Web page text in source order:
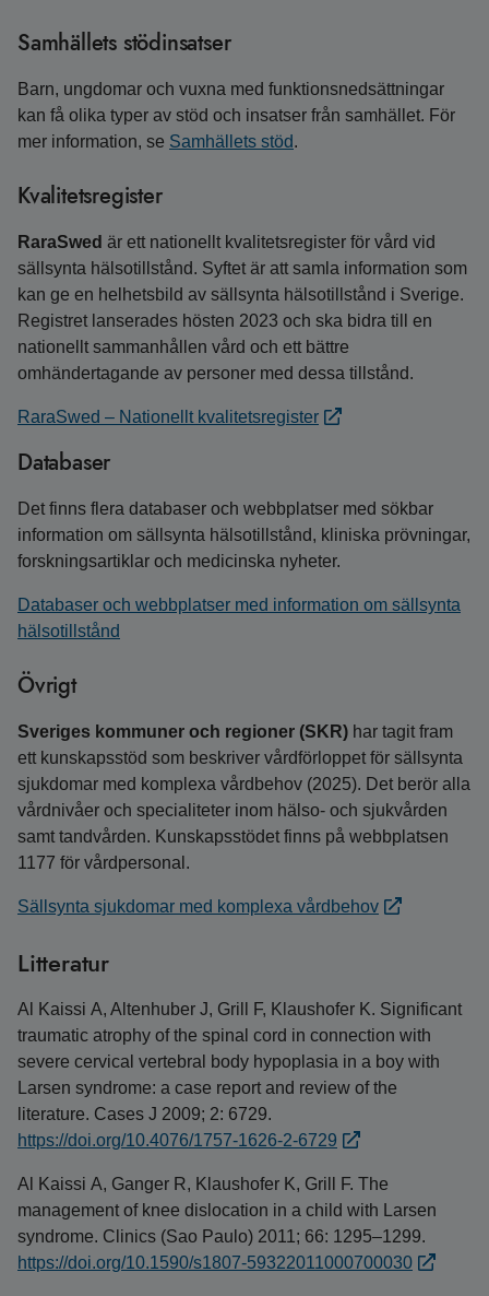
Samhällets stödinsatser
Barn, ungdomar och vuxna med funktions­ned­sättningar
kan få olika typer av stöd och insatser från samhället. För
mer information, se Samhällets stöd.
Kvalitetsregister
RaraSwed är ett nationellt kvalitetsregister för vård vid
sällsynta hälsotillstånd. Syftet är att samla information som
kan ge en helhetsbild av sällsynta hälsotillstånd i Sverige.
Registret lanserades hösten 2023 och ska bidra till en
nationellt sammanhållen vård och ett bättre
omhändertagande av personer med dessa tillstånd.
RaraSwed – Nationellt kvalitetsregister
Databaser
Det finns flera databaser och webbplatser med sökbar
information om sällsynta hälsotillstånd, kliniska prövningar,
forskningsartiklar och medicinska nyheter.
Databaser och webbplatser med information om sällsynta
hälsotillstånd
Övrigt
Sveriges kommuner och regioner (SKR) har tagit fram
ett kunskapsstöd som beskriver vårdförloppet för sällsynta
sjukdomar med komplexa vårdbehov (2025). Det berör alla
vårdnivåer och specialiteter inom hälso- och sjukvården
samt tandvården. Kunskapsstödet finns på webbplatsen
1177 för vårdpersonal.
Sällsynta sjukdomar med komplexa vårdbehov
Litteratur
Al Kaissi A, Altenhuber J, Grill F, Klaushofer K. Significant
traumatic atrophy of the spinal cord in connection with
severe cervical vertebral body hypoplasia in a boy with
Larsen syndrome: a case report and review of the
literature. Cases J 2009; 2: 6729.
https://doi.org/10.4076/1757-1626-2-6729
Al Kaissi A, Ganger R, Klaushofer K, Grill F. The
management of knee dislocation in a child with Larsen
syndrome. Clinics (Sao Paulo) 2011; 66: 1295–1299.
https://doi.org/10.1590/s1807-59322011000700030